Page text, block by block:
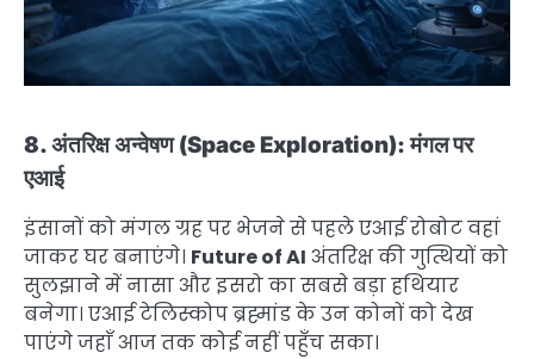
8. अंतरिक्ष अन्वेषण (Space Exploration): मंगल पर
एआई
इंसानों को मंगल ग्रह पर भेजने से पहले एआई रोबोट वहां
जाकर घर बनाएंगे। Future of AI अंतरिक्ष की गुत्थियों को
सुलझाने में नासा और इसरो का सबसे बड़ा हथियार
बनेगा। एआई टेलिस्कोप ब्रह्मांड के उन कोनों को देख
पाएंगे जहाँ आज तक कोई नहीं पहुँच सका।